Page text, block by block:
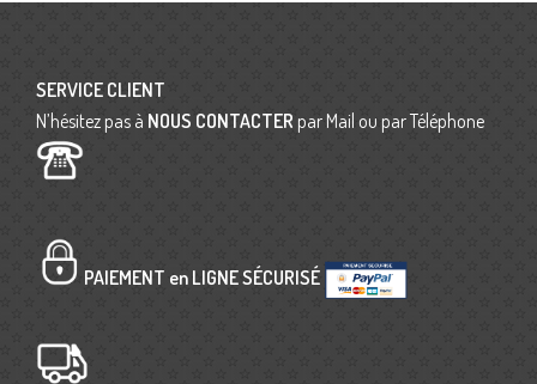
SERVICE CLIENT
N’hésitez pas à NOUS CONTACTER par Mail ou par Téléphone
PAIEMENT en LIGNE SÉCURISÉ